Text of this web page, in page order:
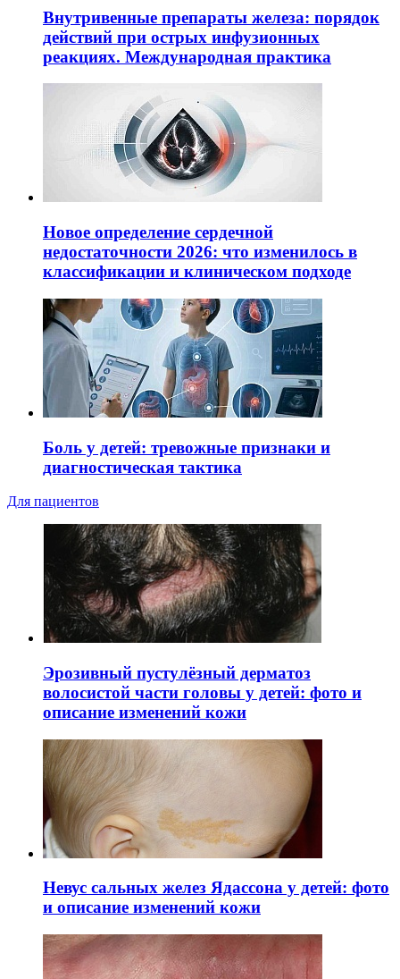
Внутривенные препараты железа: порядок
действий при острых инфузионных
реакциях. Международная практика
Новое определение сердечной
недостаточности 2026: что изменилось в
классификации и клиническом подходе
Боль у детей: тревожные признаки и
диагностическая тактика
Для пациентов
Эрозивный пустулёзный дерматоз
волосистой части головы у детей: фото и
описание изменений кожи
Невус сальных желез Ядассона у детей: фото
и описание изменений кожи